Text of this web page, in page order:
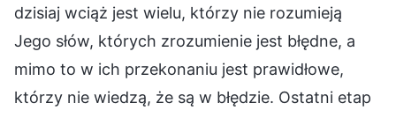
dzisiaj wciąż jest wielu, którzy nie rozumieją
Jego słów, których zrozumienie jest błędne, a
mimo to w ich przekonaniu jest prawidłowe,
którzy nie wiedzą, że są w błędzie. Ostatni etap